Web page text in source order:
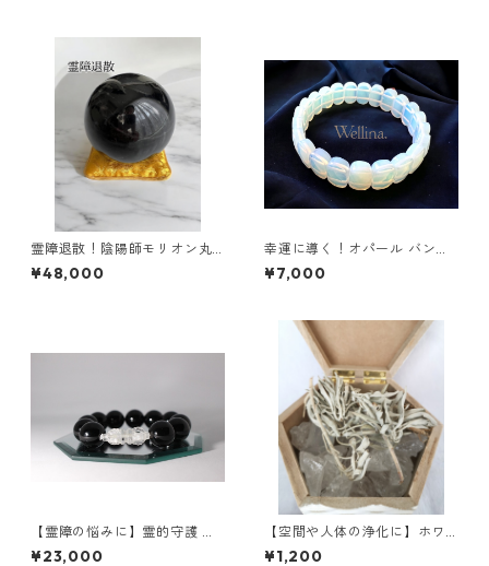
霊障退散！陰陽師モリオン丸
玉 スターモリオン
¥48,000
幸運に導く！オパール バング
ル ブレスレット
¥7,000
【霊障の悩みに】霊的守護 モ
リオン バジュラー付き ブレス
¥23,000
【空間や人体の浄化に】ホワ
イトセージ 10g パワーストー
¥1,200